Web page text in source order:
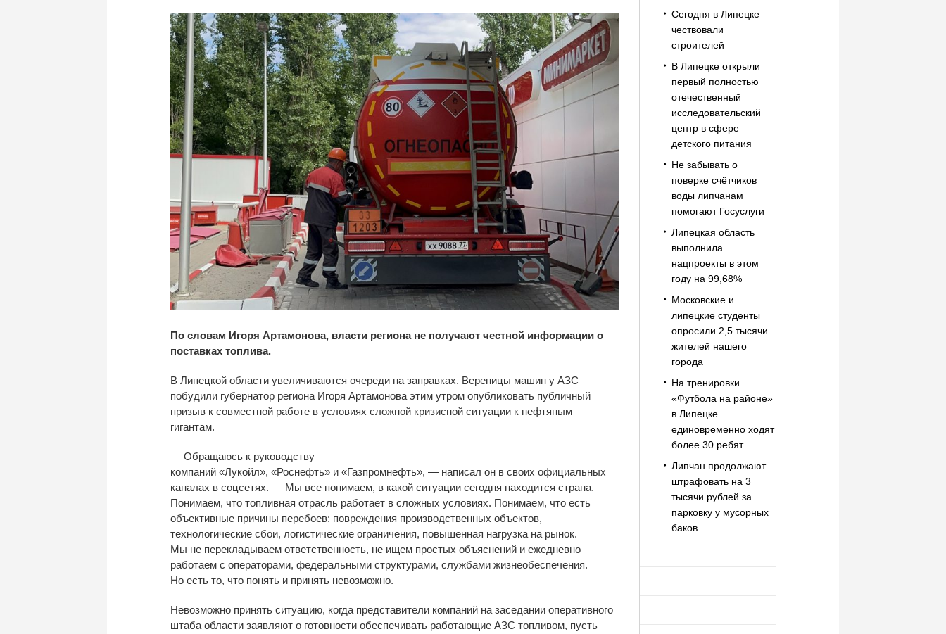
По словам Игоря Артамонова, власти региона не получают честной информации о
поставках топлива.
В Липецкой области увеличиваются очереди на заправках. Вереницы машин у АЗС
побудили губернатор региона Игоря Артамонова этим утром опубликовать публичный
призыв к совместной работе в условиях сложной кризисной ситуации к нефтяным
гигантам.
— Обращаюсь к руководству
компаний «Лукойл», «Роснефть» и «Газпромнефть», — написал он в своих официальных
каналах в соцсетях. — Мы все понимаем, в какой ситуации сегодня находится страна.
Понимаем, что топливная отрасль работает в сложных условиях. Понимаем, что есть
объективные причины перебоев: повреждения производственных объектов,
технологические сбои, логистические ограничения, повышенная нагрузка на рынок.
Мы не перекладываем ответственность, не ищем простых объяснений и ежедневно
работаем с операторами, федеральными структурами, службами жизнеобеспечения.
Но есть то, что понять и принять невозможно.
Невозможно принять ситуацию, когда представители компаний на заседании оперативного
штаба области заявляют о готовности обеспечивать работающие АЗС топливом, пусть
Сегодня в Липецке
чествовали
строителей
В Липецке открыли
первый полностью
отечественный
исследовательский
центр в сфере
детского питания
Не забывать о
поверке счётчиков
воды липчанам
помогают Госуслуги
Липецкая область
выполнила
нацпроекты в этом
году на 99,68%
Московские и
липецкие студенты
опросили 2,5 тысячи
жителей нашего
города
На тренировки
«Футбола на районе»
в Липецке
единовременно ходят
более 30 ребят
Липчан продолжают
штрафовать на 3
тысячи рублей за
парковку у мусорных
баков